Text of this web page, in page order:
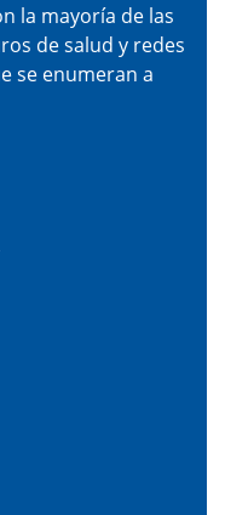
la mayoría de las
de salud y redes
se enumeran a